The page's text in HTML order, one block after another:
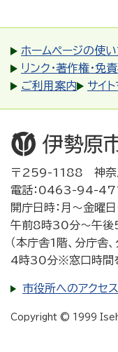
ホームページの使
リンク・著作権・免
ご利用案内
サイ
〒259-1188 神奈
電話：0463-94-
開庁日時：月～金曜
午前8時30分～午後
（本庁舎1階、分庁
4時30分※窓口時間を
市役所へのアクセス
Copyright © 1999